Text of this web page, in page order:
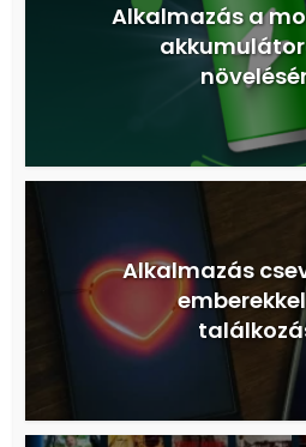
Alkalmazás a
Alkalmazás